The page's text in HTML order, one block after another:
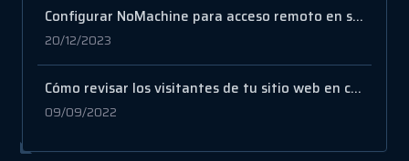
Configurar NoMachine para acceso remoto en su servidor
20/12/2023
Cómo revisar los visitantes de tu sitio web en cPanel
09/09/2022